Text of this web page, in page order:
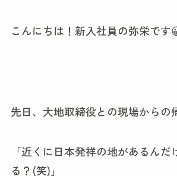
こんにちは！新入社員の弥栄です
先日、大地取締役との現場からの
「近くに日本発祥の地があるんだ
る？(笑)」